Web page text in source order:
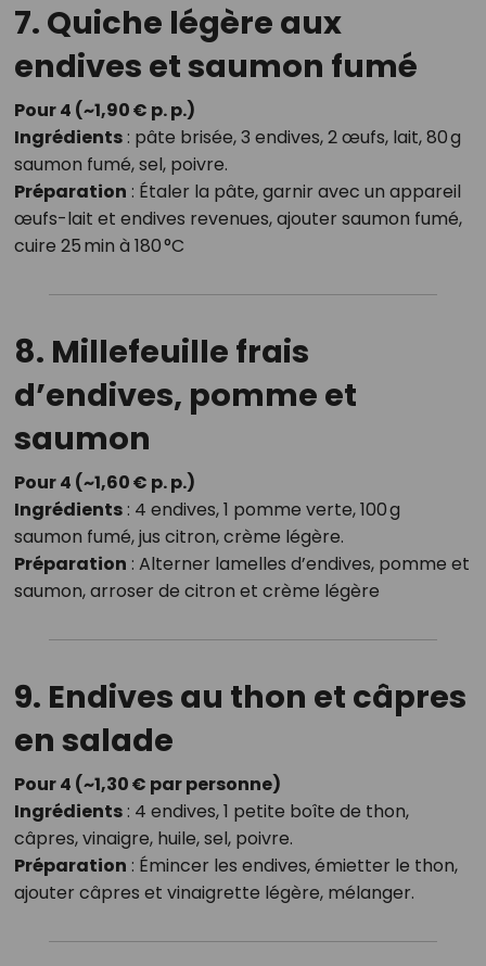
7. Quiche légère aux
endives et saumon fumé
Pour 4 (~1,90 € p. p.)
Ingrédients: pâte brisée, 3 endives, 2 œufs, lait, 80 g
saumon fumé, sel, poivre.
Préparation : Étaler la pâte, garnir avec un appareil
œufs-lait et endives revenues, ajouter saumon fumé,
cuire 25 min à 180 °C
8. Millefeuille frais
d’endives, pomme et
saumon
Pour 4 (~1,60 € p. p.)
Ingrédients: 4 endives, 1 pomme verte, 100 g
saumon fumé, jus citron, crème légère.
Préparation : Alterner lamelles d’endives, pomme et
saumon, arroser de citron et crème légère
9. Endives au thon et câpres
en salade
Pour 4 (~1,30 € par personne)
Ingrédients: 4 endives, 1 petite boîte de thon,
câpres, vinaigre, huile, sel, poivre.
Préparation : Émincer les endives, émietter le thon,
ajouter câpres et vinaigrette légère, mélanger.